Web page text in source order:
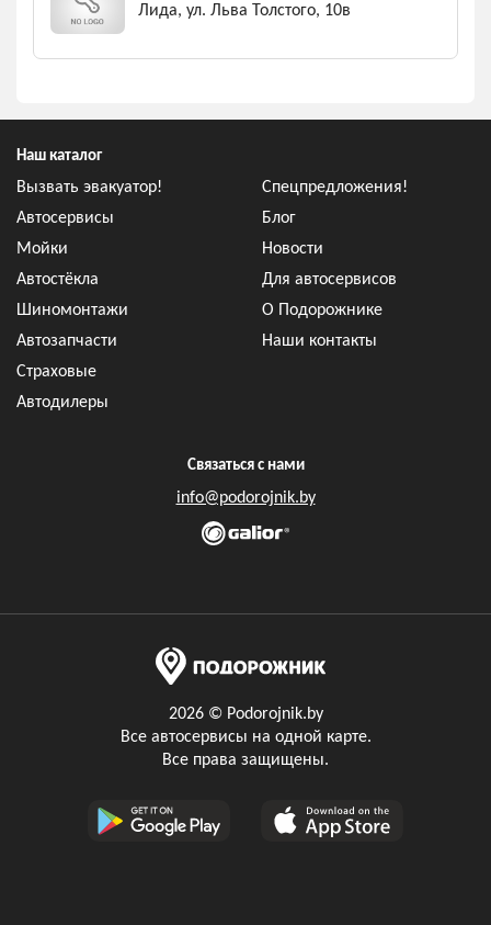
Лида, ул. Льва Толстого, 10в
2026 © Podorojnik.by
Все автосервисы на одной карте.
Все права защищены.
Наш каталог
Вызвать эвакуатор!
Автосервисы
Мойки
Автостёкла
Шиномонтажи
Автозапчасти
Страховые
Автодилеры
Спецпредложения!
Блог
Новости
Для автосервисов
О Подорожнике
Наши контакты
Связаться с нами
info@podorojnik.by